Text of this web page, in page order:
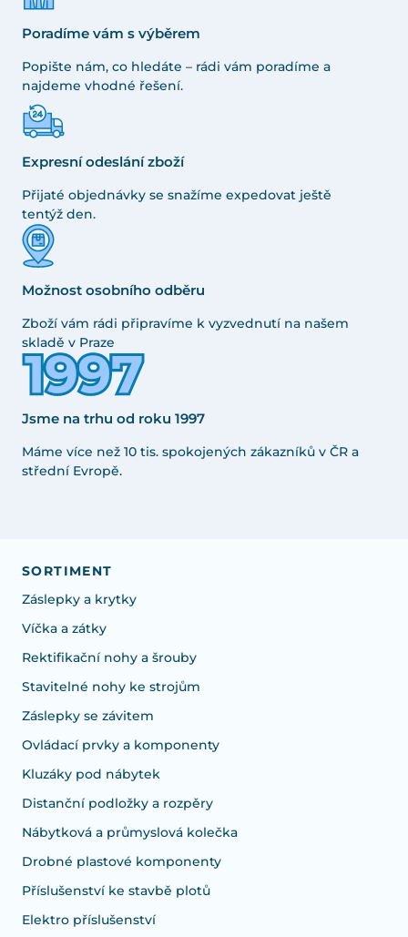
Poradíme vám s výběrem
Popište nám, co hledáte – rádi vám poradíme a
najdeme vhodné řešení.
Expresní odeslání zboží
Přijaté objednávky se snažíme expedovat ještě
tentýž den.
Možnost osobního odběru
Zboží vám rádi připravíme k vyzvednutí na našem
skladě v Praze
Jsme na trhu od roku 1997
Máme více než 10 tis. spokojených zákazníků v ČR a
střední Evropě.
SORTIMENT
Záslepky a krytky
Víčka a zátky
Rektifikační nohy a šrouby
Stavitelné nohy ke strojům
Záslepky se závitem
Ovládací prvky a komponenty
Kluzáky pod nábytek
Distanční podložky a rozpěry
Nábytková a průmyslová kolečka
Drobné plastové komponenty
Příslušenství ke stavbě plotů
Elektro příslušenství